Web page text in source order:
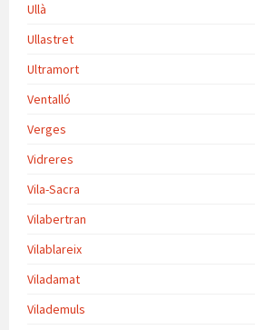
Ullà
Ullastret
Ultramort
Ventalló
Verges
Vidreres
Vila-Sacra
Vilabertran
Vilablareix
Viladamat
Vilademuls